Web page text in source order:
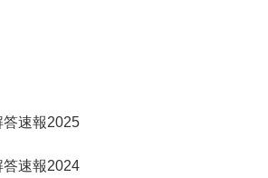
速報2025
速報2024